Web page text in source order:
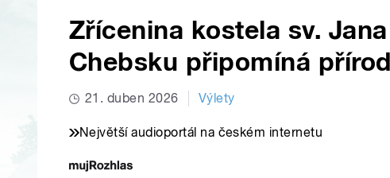
Zřícenina kostela sv.
Chebsku připomíná
21. duben 2026 Výlety
Největší audioportál na českém internetu